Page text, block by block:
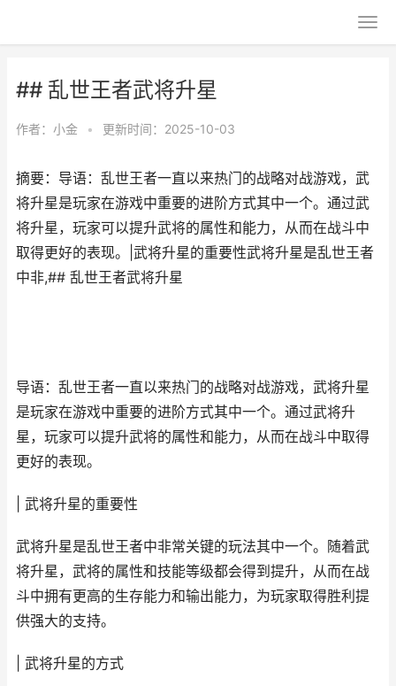
## 乱世王者武将升星
作者： 小金 • 更新时间：2025-10-03
摘要：导语：乱世王者一直以来热门的战略对战游戏，武
将升星是玩家在游戏中重要的进阶方式其中一个。通过武
将升星，玩家可以提升武将的属性和能力，从而在战斗中
取得更好的表现。|武将升星的重要性武将升星是乱世王者
中非,## 乱世王者武将升星
导语：乱世王者一直以来热门的战略对战游戏，武将升星
是玩家在游戏中重要的进阶方式其中一个。通过武将升
星，玩家可以提升武将的属性和能力，从而在战斗中取得
更好的表现。
| 武将升星的重要性
武将升星是乱世王者中非常关键的玩法其中一个。随着武
将升星，武将的属性和技能等级都会得到提升，从而在战
斗中拥有更高的生存能力和输出能力，为玩家取得胜利提
供强大的支持。
| 武将升星的方式